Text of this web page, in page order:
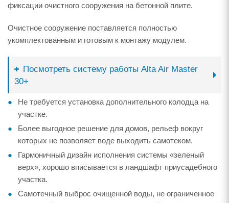
фиксации очистного сооружения на бетонной плите.
Очистное сооружение поставляется полностью
укомплектованным и готовым к монтажу модулем.
Посмотреть систему работы Alta Air Master
30+
Не требуется установка дополнительного колодца на
участке.
Более выгодное решение для домов, рельеф вокруг
которых не позволяет воде выходить самотеком.
Гармоничный дизайн исполнения системы «зеленый
верх», хорошо вписывается в ландшафт приусадебного
участка.
Самотечный выброс очищенной воды, не ограниченное